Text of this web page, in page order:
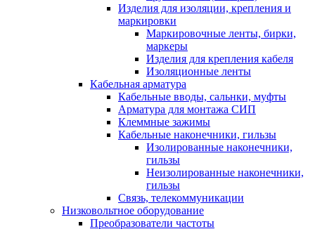
Изделия для изоляции, крепления и
маркировки
Маркировочные ленты, бирки,
маркеры
Изделия для крепления кабеля
Изоляционные ленты
Кабельная арматура
Кабельные вводы, сальнки, муфты
Арматура для монтажа СИП
Клеммные зажимы
Кабельные наконечники, гильзы
Изолированные наконечники,
гильзы
Неизолированные наконечники,
гильзы
Связь, телекоммуникации
Низковольтное оборудование
Преобразователи частоты